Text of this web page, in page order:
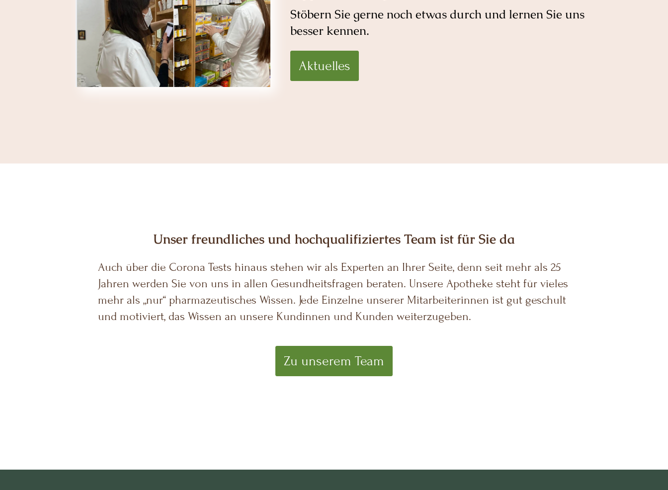
Stöbern Sie gerne noch etwas durch und lernen Sie uns
besser kennen.
Aktuelles
Unser freundliches und hochqualifiziertes Team ist für Sie da
Auch über die Corona Tests hinaus stehen wir als Experten an Ihrer Seite, denn seit mehr als 25
Jahren werden Sie von uns in allen Gesundheitsfragen beraten. Unsere Apotheke steht für vieles
mehr als „nur“ pharmazeutisches Wissen. Jede Einzelne unserer Mitarbeiterinnen ist gut geschult
und motiviert, das Wissen an unsere Kundinnen und Kunden weiterzugeben.
Zu unserem Team